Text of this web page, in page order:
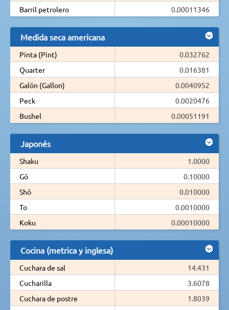
Barril petrolero 0.00011346
Medida seca americana
Pinta (Pint)
0.032762
Quarter
0.016381
Galón (Gallon)
0.0040952
Peck
0.0020476
Bushel
0.00051191
Japonés
Shaku
1.0000
Gō
0.10000
Shō
0.010000
To
0.0010000
Koku
0.00010000
Cocina (metrica y inglesa)
Cuchara de sal
14.431
Cucharilla
3.6078
Cuchara de postre
1.8039